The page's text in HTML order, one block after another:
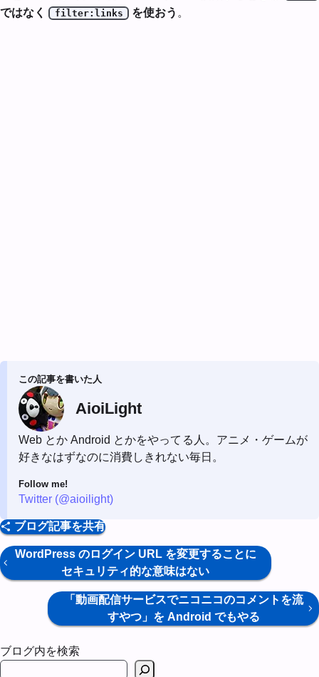
ではなく filter:links を使おう 。
この記事を書いた人
AioiLight
Web とか Android とかをやってる人。アニメ・ゲームが
好きなはずなのに消費しきれない毎日。
Follow me!
Twitter (@aioilight)
ブログ記事を共有
WordPress のログイン URL を変更することに
セキュリティ的な意味はない
「動画配信サービスでニコニコのコメントを流
すやつ」を Android でもやる
ブログ内を検索